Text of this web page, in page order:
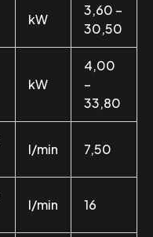
kW
3,60 –
30,50
kW
4,00
–
33,80
l/min 7,50
l/min 16